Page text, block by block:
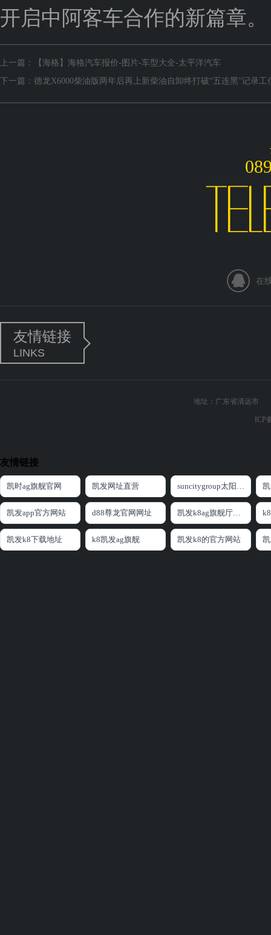
开启中阿客车合作的新篇章。
上一篇：【海格】海格汽车报价-图片-车型大全-太平洋汽车
下一篇：德龙X6000柴油版两年后再上新柴油自卸终打破“五连黑”记录
在
友情链接
LINKS
地址：广东省清远市
ICP备
友情链接
凯时ag旗舰官网 凯发网址直营 suncitygroup太阳集团官方网站
凯发app官方网站 d88尊龙官网网址 凯发k8ag旗舰厅网址
凯发k8下载地址 k8凯发ag旗舰 凯发k8的官方网站